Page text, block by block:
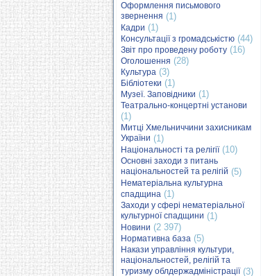
Оформлення письмового
звернення (1)
Кадри (1)
Консультації з громадськістю (44)
Звіт про проведену роботу (16)
Оголошення (28)
Культура (3)
Бібліотеки (1)
Музеї. Заповідники (1)
Театрально-концертні установи
(1)
Митці Хмельниччини захисникам
України (1)
Національності та релігії(10)
Основні заходи з питань
національностей та релігій (5)
Нематеріальна культурна
спадщина (1)
Заходи у сфері нематеріальної
культурної спадщини (1)
Новини (2 397)
Нормативна база (5)
Накази управління культури,
національностей, релігій та
туризму облдержадміністрації(3)